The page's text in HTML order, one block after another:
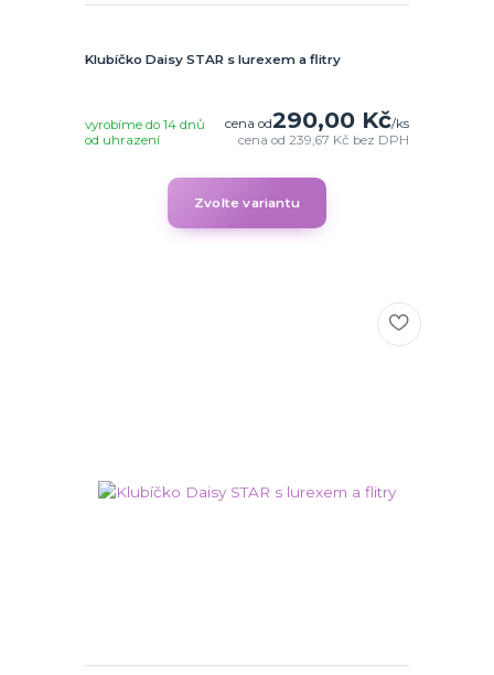
Klubíčko Daisy STAR s lurexem a flitry
cena od290,00 Kč/ks
cena od239,67 Kč bez DPH
vyrobíme do 14 dnů
od uhrazení
Zvolte variantu